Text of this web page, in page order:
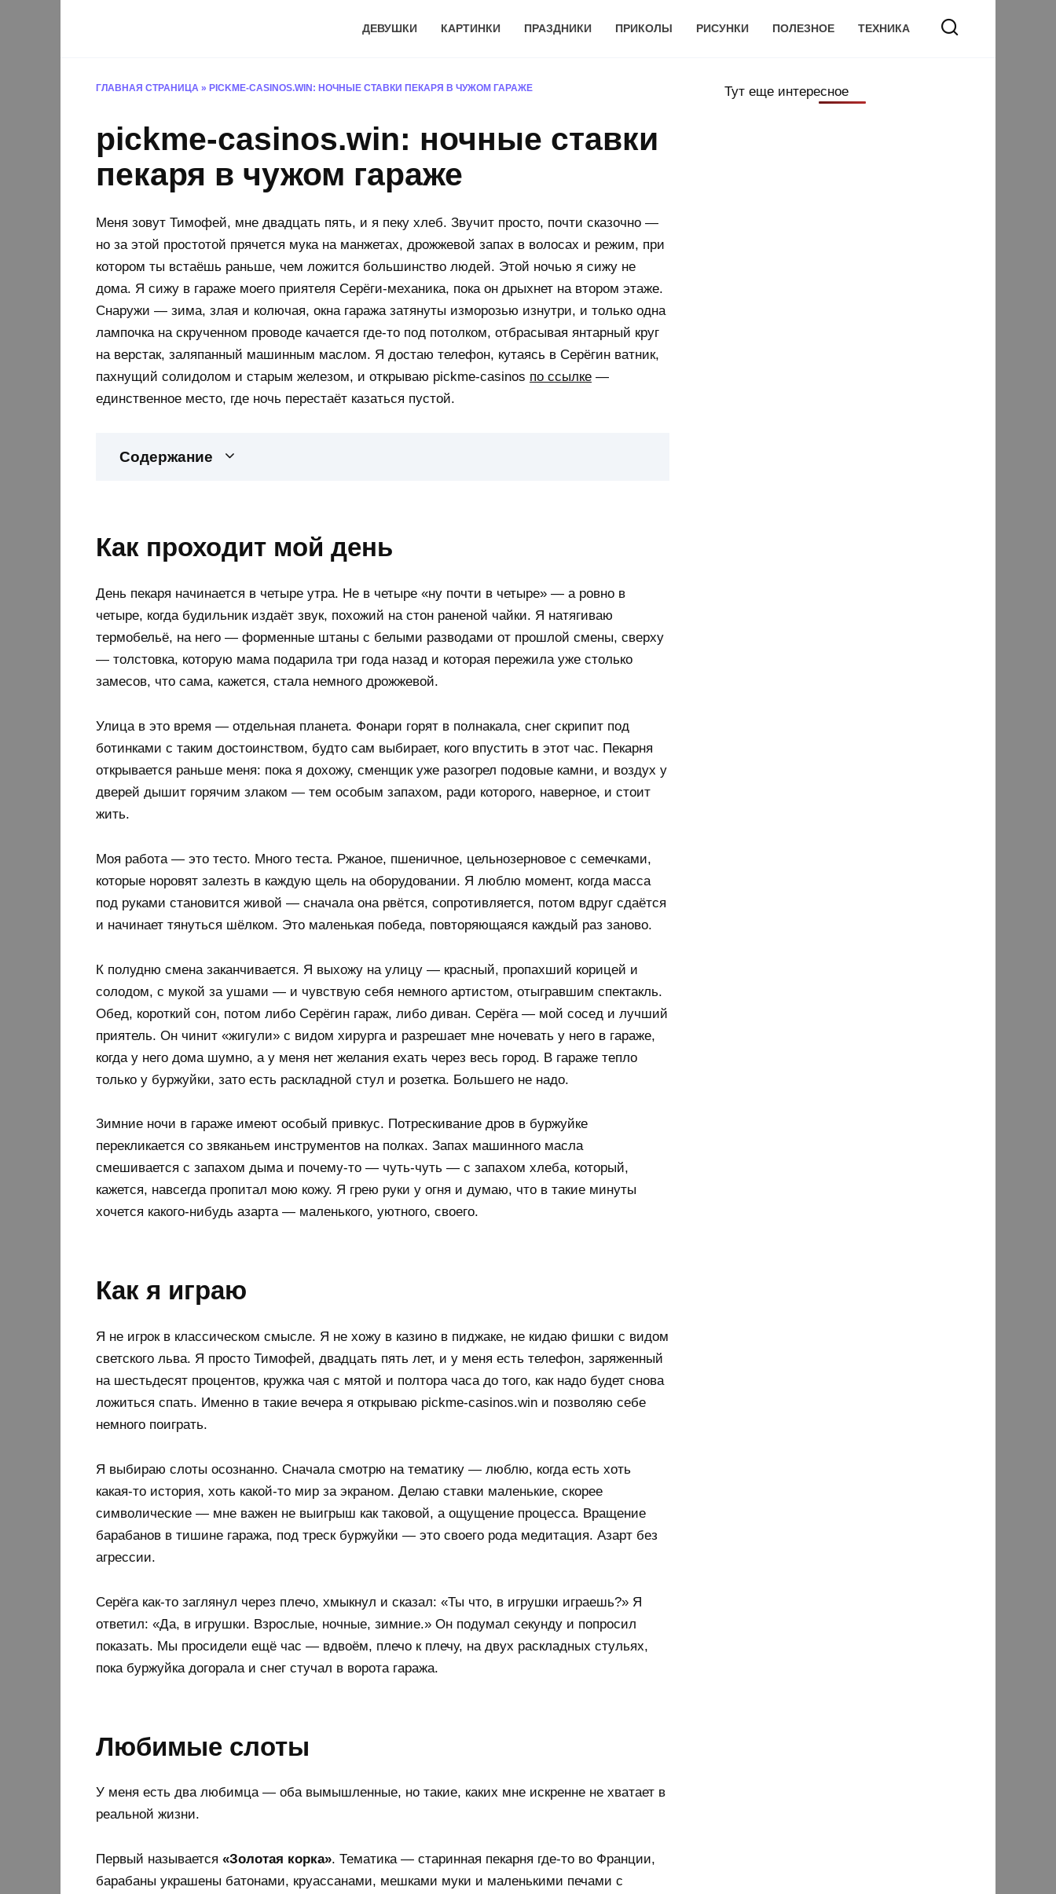
ДЕВУШКИ КАРТИНКИ ПРАЗДНИКИ ПРИКОЛЫ РИСУНКИ ПОЛЕЗНОЕ ТЕХНИКА
ГЛАВНАЯ СТРАНИЦА » PICKME-CASINOS.WIN: НОЧНЫЕ СТАВКИ ПЕКАРЯ В ЧУЖОМ ГАРАЖЕ
pickme-casinos.win: ночные ставки
пекаря в чужом гараже
Меня зовут Тимофей, мне двадцать пять, и я пеку хлеб. Звучит просто, почти сказочно —
но за этой простотой прячется мука на манжетах, дрожжевой запах в волосах и режим, при
котором ты встаёшь раньше, чем ложится большинство людей. Этой ночью я сижу не
дома. Я сижу в гараже моего приятеля Серёги-механика, пока он дрыхнет на втором этаже.
Снаружи — зима, злая и колючая, окна гаража затянуты изморозью изнутри, и только одна
лампочка на скрученном проводе качается где-то под потолком, отбрасывая янтарный круг
на верстак, заляпанный машинным маслом. Я достаю телефон, кутаясь в Серёгин ватник,
пахнущий солидолом и старым железом, и открываю pickme-casinos по ссылке —
единственное место, где ночь перестаёт казаться пустой.
Содержание
Как проходит мой день
День пекаря начинается в четыре утра. Не в четыре «ну почти в четыре» — а ровно в
четыре, когда будильник издаёт звук, похожий на стон раненой чайки. Я натягиваю
термобельё, на него — форменные штаны с белыми разводами от прошлой смены, сверху
— толстовка, которую мама подарила три года назад и которая пережила уже столько
замесов, что сама, кажется, стала немного дрожжевой.
Улица в это время — отдельная планета. Фонари горят в полнакала, снег скрипит под
ботинками с таким достоинством, будто сам выбирает, кого впустить в этот час. Пекарня
открывается раньше меня: пока я дохожу, сменщик уже разогрел подовые камни, и воздух у
дверей дышит горячим злаком — тем особым запахом, ради которого, наверное, и стоит
жить.
Моя работа — это тесто. Много теста. Ржаное, пшеничное, цельнозерновое с семечками,
которые норовят залезть в каждую щель на оборудовании. Я люблю момент, когда масса
под руками становится живой — сначала она рвётся, сопротивляется, потом вдруг сдаётся
и начинает тянуться шёлком. Это маленькая победа, повторяющаяся каждый раз заново.
К полудню смена заканчивается. Я выхожу на улицу — красный, пропахший корицей и
солодом, с мукой за ушами — и чувствую себя немного артистом, отыгравшим спектакль.
Обед, короткий сон, потом либо Серёгин гараж, либо диван. Серёга — мой сосед и лучший
приятель. Он чинит «жигули» с видом хирурга и разрешает мне ночевать у него в гараже,
когда у него дома шумно, а у меня нет желания ехать через весь город. В гараже тепло
только у буржуйки, зато есть раскладной стул и розетка. Большего не надо.
Зимние ночи в гараже имеют особый привкус. Потрескивание дров в буржуйке
перекликается со звяканьем инструментов на полках. Запах машинного масла
смешивается с запахом дыма и почему-то — чуть-чуть — с запахом хлеба, который,
кажется, навсегда пропитал мою кожу. Я грею руки у огня и думаю, что в такие минуты
хочется какого-нибудь азарта — маленького, уютного, своего.
Как я играю
Я не игрок в классическом смысле. Я не хожу в казино в пиджаке, не кидаю фишки с видом
светского льва. Я просто Тимофей, двадцать пять лет, и у меня есть телефон, заряженный
на шестьдесят процентов, кружка чая с мятой и полтора часа до того, как надо будет снова
ложиться спать. Именно в такие вечера я открываю pickme-casinos.win и позволяю себе
немного поиграть.
Я выбираю слоты осознанно. Сначала смотрю на тематику — люблю, когда есть хоть
какая-то история, хоть какой-то мир за экраном. Делаю ставки маленькие, скорее
символические — мне важен не выигрыш как таковой, а ощущение процесса. Вращение
барабанов в тишине гаража, под треск буржуйки — это своего рода медитация. Азарт без
агрессии.
Серёга как-то заглянул через плечо, хмыкнул и сказал: «Ты что, в игрушки играешь?» Я
ответил: «Да, в игрушки. Взрослые, ночные, зимние.» Он подумал секунду и попросил
показать. Мы просидели ещё час — вдвоём, плечо к плечу, на двух раскладных стульях,
пока буржуйка догорала и снег стучал в ворота гаража.
Любимые слоты
У меня есть два любимца — оба вымышленные, но такие, каких мне искренне не хватает в
реальной жизни.
Первый называется «Золотая корка». Тематика — старинная пекарня где-то во Франции,
барабаны украшены батонами, круассанами, мешками муки и маленькими печами с
Тут еще интересное